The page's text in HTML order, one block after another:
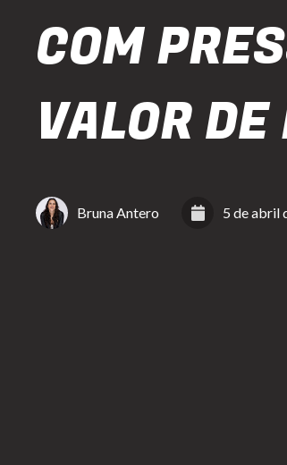
COM
VALOR
Bruna Antero 5 de abril